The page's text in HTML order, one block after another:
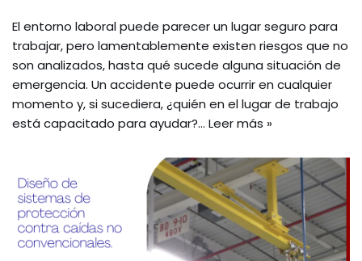
El entorno laboral puede parecer un lugar seguro para
trabajar, pero lamentablemente existen riesgos que no
son analizados, hasta qué sucede alguna situación de
emergencia. Un accidente puede ocurrir en cualquier
momento y, si sucediera, ¿quién en el lugar de trabajo
está capacitado para ayudar?… Leer más »